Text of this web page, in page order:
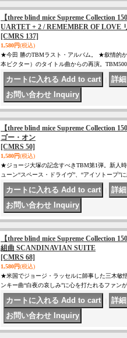
【three blind mice Supreme Collection
UARTET + 2 / REMEMBER OF LOVE
[CMRS 137]
1,580円(税込)
★今田 勝のTBMラスト・アルバム。 ★叙情的
本ビクター）のタイトル曲からの再演。
【three blind mice Supreme Collection
ゴー・オン
[CMRS 50]
1,580円(税込)
★ジョージ大塚の記念すべきTBM第1弾。新人
ューン“スペース・ドライヴ”、“アイソトープ”
【three blind mice Supreme Collection
組曲 SCANDINAVIAN SUITE
[CMRS 68]
1,580円(税込)
★米国でジョージ・ラッセルに師事した三木敏
ンキー曲“白夜の哀しみ”に心を打たれるファン